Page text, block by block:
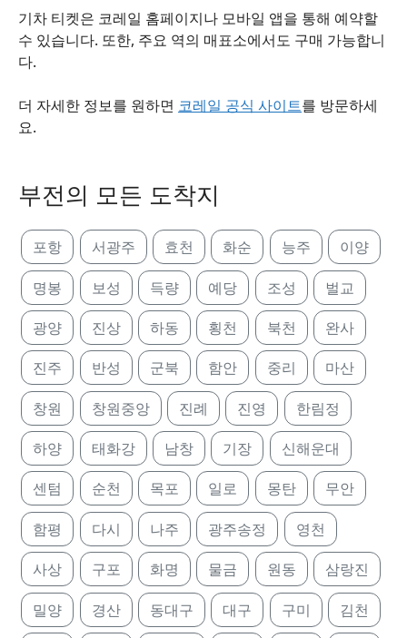
기차 티켓은 코레일 홈페이지나 모바일 앱을 통해 예약할
수 있습니다. 또한, 주요 역의 매표소에서도 구매 가능합니
다.
더 자세한 정보를 원하면 코레일 공식 사이트를 방문하세
요.
부전의 모든 도착지
포항 서광주 효천 화순 능주 이양
명봉 보성 득량 예당 조성 벌교
광양 진상 하동 횡천 북천 완사
진주 반성 군북 함안 중리 마산
창원 창원중앙 진례 진영 한림정
하양 태화강 남창 기장 신해운대
센텀 순천 목포 일로 몽탄 무안
함평 다시 나주 광주송정 영천
사상 구포 화명 물금 원동 삼랑진
밀양 경산 동대구 대구 구미 김천